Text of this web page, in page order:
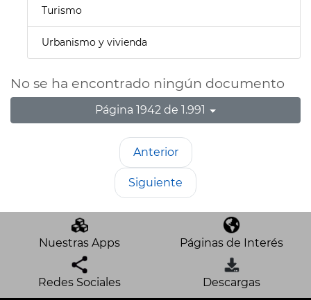
Turismo
Urbanismo y vivienda
No se ha encontrado ningún documento
Página 1942 de 1.991
Anterior
Siguiente
Nuestras Apps Páginas de Interés
Redes Sociales Descargas